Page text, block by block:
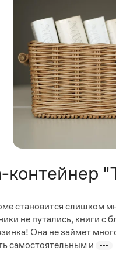
контейнер
становится слишком
не путались, книги с
Она не займет
самостоятельным и